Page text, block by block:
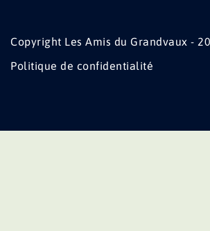
Copyright Les Amis du Grandvaux -
Politique de confidentialité